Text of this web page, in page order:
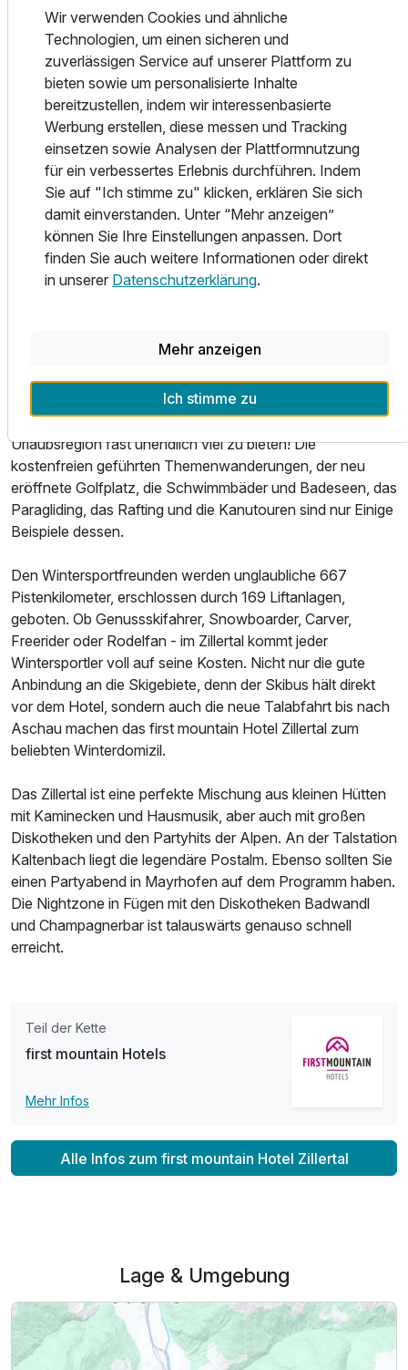
Ortskern des Ortes Aschau im Zillertal entfernt und ist
inmitten der grünen Berge ein geborgener Urlaubsort. Der
idyllische und beliebte Ort Aschau liegt zentral im Zillertal in
ruhiger Lage an der alten Zillertaler Straße. Wer das Auto
stehen lassen möchte, ist in wenigen Minuten am Bahnhof
in Aschau angelangt und kann mit der schmalspurigen
Zillertalbahn das Tal erkunden.
Das Zillertal – von Fügen über Hochfügen, Kaltenbach, Zell
am Ziller, Hippach bis Mayrhofen, von Finkenberg bis
Hintertux – ist eines der beliebtesten Ziele für einen
Sommerurlaub in Österreich. Hier bieten sich für die ganze
Familie vielfältige Freizeitaktivitäten und Naturerlebnisse
Ob Sie im Sommer die über 800km Rad- und
Mountainbikewege und 30 verschiedenen Touren auf dem
Zweirad oder die über 1.000km beschilderten Wanderwege
entdecken wollen - in Sachen "Freizeitgestaltung" hat die
Urlaubsregion fast unendlich viel zu bieten! Die
kostenfreien geführten Themenwanderungen, der neu
eröffnete Golfplatz, die Schwimmbäder und Badeseen, das
Paragliding, das Rafting und die Kanutouren sind nur Einige
Beispiele dessen.
Den Wintersportfreunden werden unglaubliche 667
Pistenkilometer, erschlossen durch 169 Liftanlagen,
geboten. Ob Genussskifahrer, Snowboarder, Carver,
Freerider oder Rodelfan - im Zillertal kommt jeder
Wintersportler voll auf seine Kosten. Nicht nur die gute
Anbindung an die Skigebiete, denn der Skibus hält direkt
vor dem Hotel, sondern auch die neue Talabfahrt bis nach
Aschau machen das first mountain Hotel Zillertal zum
beliebten Winterdomizil.
Das Zillertal ist eine perfekte Mischung aus kleinen Hütten
mit Kaminecken und Hausmusik, aber auch mit großen
Diskotheken und den Partyhits der Alpen. An der Talstation
Kaltenbach liegt die legendäre Postalm. Ebenso sollten Sie
einen Partyabend in Mayrhofen auf dem Programm haben.
Die Nightzone in Fügen mit den Diskotheken Badwandl
und Champagnerbar ist talauswärts genauso schnell
erreicht.
Teil der Kette
first mountain Hotels
Mehr Infos
Alle Infos zum first mountain Hotel Zillertal
Lage & Umgebung
Wir verwenden Cookies und ähnliche
Technologien, um einen sicheren und
zuverlässigen Service auf unserer Plattform zu
bieten sowie um personalisierte Inhalte
bereitzustellen, indem wir interessenbasierte
Werbung erstellen, diese messen und Tracking
einsetzen sowie Analysen der Plattformnutzung
für ein verbessertes Erlebnis durchführen. Indem
Sie auf "Ich stimme zu" klicken, erklären Sie sich
damit einverstanden. Unter “Mehr anzeigen”
können Sie Ihre Einstellungen anpassen. Dort
finden Sie auch weitere Informationen oder direkt
in unserer Datenschutzerklärung.
Mehr anzeigen
Ich stimme zu